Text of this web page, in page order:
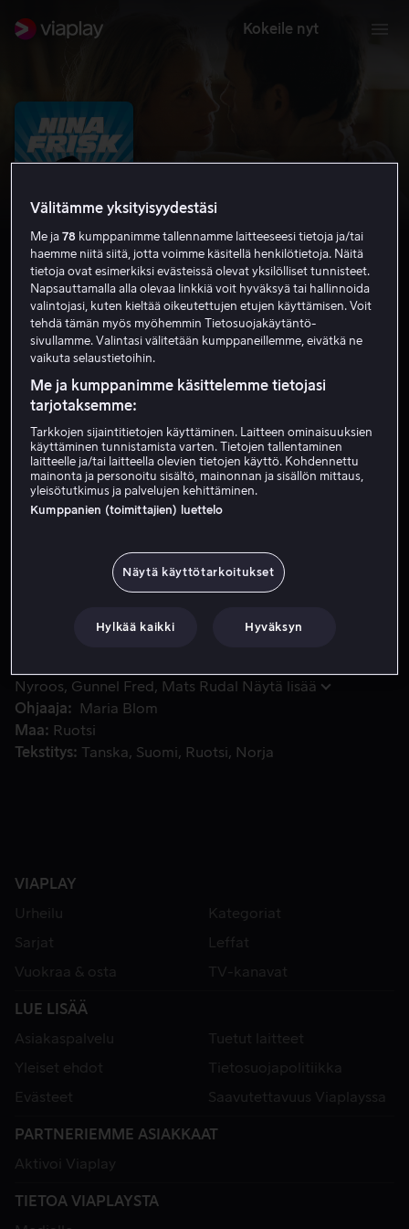
Kokeile nyt
Nina Frisk
5.1 Komedia
HD
Vuokraa 3,99 €
Osta 8,99 €
Ninan äiti Jill rakastaa Irish coffeeta ja Kristeria. Eräänä
päivänä Nina tapaa Marcusin ja tämän pojan Williamin
Nyroos
Gunnel Fred Mats Rudal
Näytä lisää
Ohjaaja
Maria Blom
Maa
Ruotsi
Tekstitys
Tanska Suomi Ruotsi Norja
VIAPLAY
Urheilu
Kategoriat
Sarjat
Leffat
Vuokraa & osta
TV-kanavat
LUE LISÄÄ
Asiakaspalvelu
Tuetut laitteet
Yleiset ehdot
Tietosuojapolitiikka
Evästeet
Saavutettavuus Viaplayssa
PARTNERIEMME ASIAKKAAT
Aktivoi Viaplay
TIETOA VIAPLAYSTA
Välitämme yksityisyydestäsi
Me ja78 kumppanimme tallennamme laitteeseesi tietoja ja/tai
haemme niitä siitä, jotta voimme käsitellä henkilötietoja. Näitä
tietoja ovat esimerkiksi evästeissä olevat yksilölliset tunnisteet.
Napsauttamalla alla olevaa linkkiä voit hyväksyä tai hallinnoida
valintojasi, kuten kieltää oikeutettujen etujen käyttämisen. Voit
tehdä tämän myös myöhemmin Tietosuojakäytäntö-
sivullamme. Valintasi välitetään kumppaneillemme, eivätkä ne
vaikuta selaustietoihin.
Me ja kumppanimme käsittelemme tietojasi
tarjotaksemme:
Tarkkojen sijaintitietojen käyttäminen. Laitteen ominaisuuksien
käyttäminen tunnistamista varten. Tietojen tallentaminen
laitteelle ja/tai laitteella olevien tietojen käyttö. Kohdennettu
mainonta ja personoitu sisältö, mainonnan ja sisällön mittaus,
yleisötutkimus ja palvelujen kehittäminen.
Kumppanien (toimittajien) luettelo
Näytä käyttötarkoitukset
Hylkää kaikki Hyväksyn